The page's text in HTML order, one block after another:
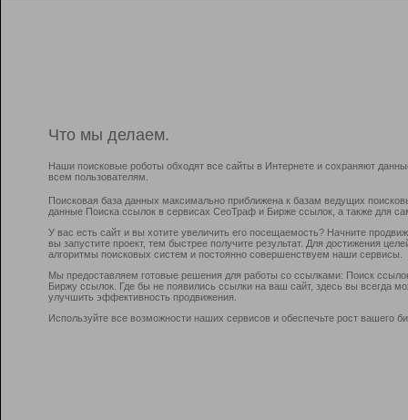
Что мы делаем.
Наши поисковые роботы обходят все сайты в Интернете и сохраняют
всем пользователям.
Поисковая база данных максимально приближена к базам ведущих
данные Поиска ссылок в сервисах СеоТраф и Бирже ссылок, а также для
У вас есть сайт и вы хотите увеличить его посещаемость? Начните
вы запустите проект, тем быстрее получите результат. Для достижения
алгоритмы поисковых систем и постоянно совершенствуем наши сервисы.
Мы предоставляем готовые решения для работы со ссылками: Поиск
Биржу ссылок. Где бы не появились ссылки на ваш сайт, здесь вы всегда
улучшить эффективность продвижения.
Используйте все возможности наших сервисов и обеспечьте рост вашего